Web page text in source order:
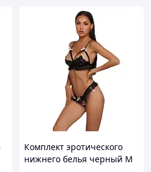
Комплект эротического
нижнего белья черный M